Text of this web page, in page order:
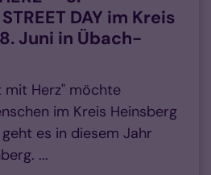
DAY im Kreis
Juni in Übach-
mit Herz" möchte
im Kreis Heinsberg
es in diesem Jahr
...